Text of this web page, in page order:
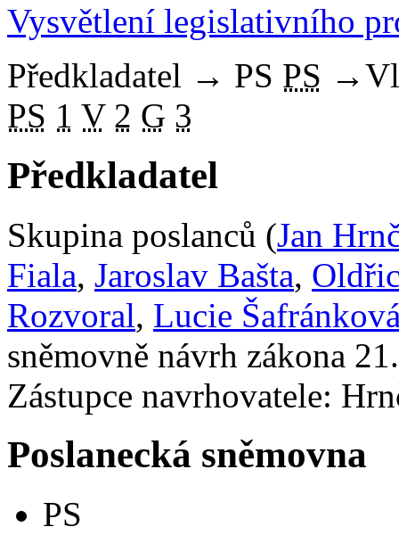
Vysvětlení legislativního
Předkladatel → PS PS →
PS 1 V 2 G 3
Předkladatel
Skupina poslanců (Jan
Fiala, Jaroslav Bašta,
Rozvoral, Lucie
sněmovně návrh zákona
Zástupce navrhovatele:
Poslanecká sněmovna
PS